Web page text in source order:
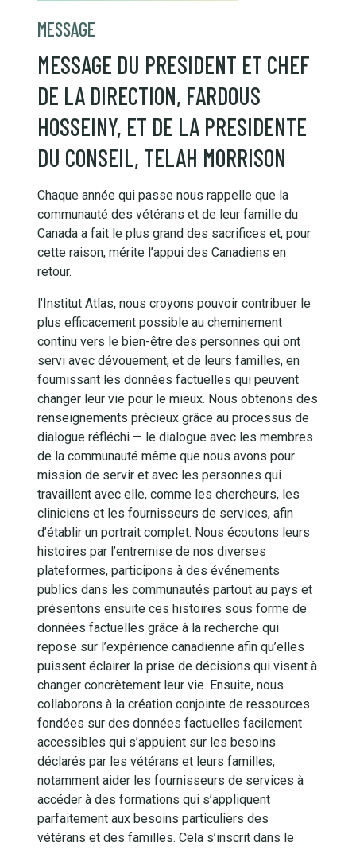
MESSAGE
MESSAGE DU PRESIDENT ET CHEF
DE LA DIRECTION, FARDOUS
HOSSEINY, ET DE LA PRESIDENTE
DU CONSEIL, TELAH MORRISON
Chaque année qui passe nous rappelle que la
communauté des vétérans et de leur famille du
Canada a fait le plus grand des sacrifices et, pour
cette raison, mérite l’appui des Canadiens en
retour.
l’Institut Atlas, nous croyons pouvoir contribuer le
plus efficacement possible au cheminement
continu vers le bien-être des personnes qui ont
servi avec dévouement, et de leurs familles, en
fournissant les données factuelles qui peuvent
changer leur vie pour le mieux. Nous obtenons des
renseignements précieux grâce au processus de
dialogue réfléchi — le dialogue avec les membres
de la communauté même que nous avons pour
mission de servir et avec les personnes qui
travaillent avec elle, comme les chercheurs, les
cliniciens et les fournisseurs de services, afin
d’établir un portrait complet. Nous écoutons leurs
histoires par l’entremise de nos diverses
plateformes, participons à des événements
publics dans les communautés partout au pays et
présentons ensuite ces histoires sous forme de
données factuelles grâce à la recherche qui
repose sur l’expérience canadienne afin qu’elles
puissent éclairer la prise de décisions qui visent à
changer concrètement leur vie. Ensuite, nous
collaborons à la création conjointe de ressources
fondées sur des données factuelles facilement
accessibles qui s’appuient sur les besoins
déclarés par les vétérans et leurs familles,
notamment aider les fournisseurs de services à
accéder à des formations qui s’appliquent
parfaitement aux besoins particuliers des
vétérans et des familles. Cela s’inscrit dans le